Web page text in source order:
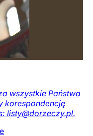
wszystkie Państwa
korespondencję
listy@dorzeczy.pl.